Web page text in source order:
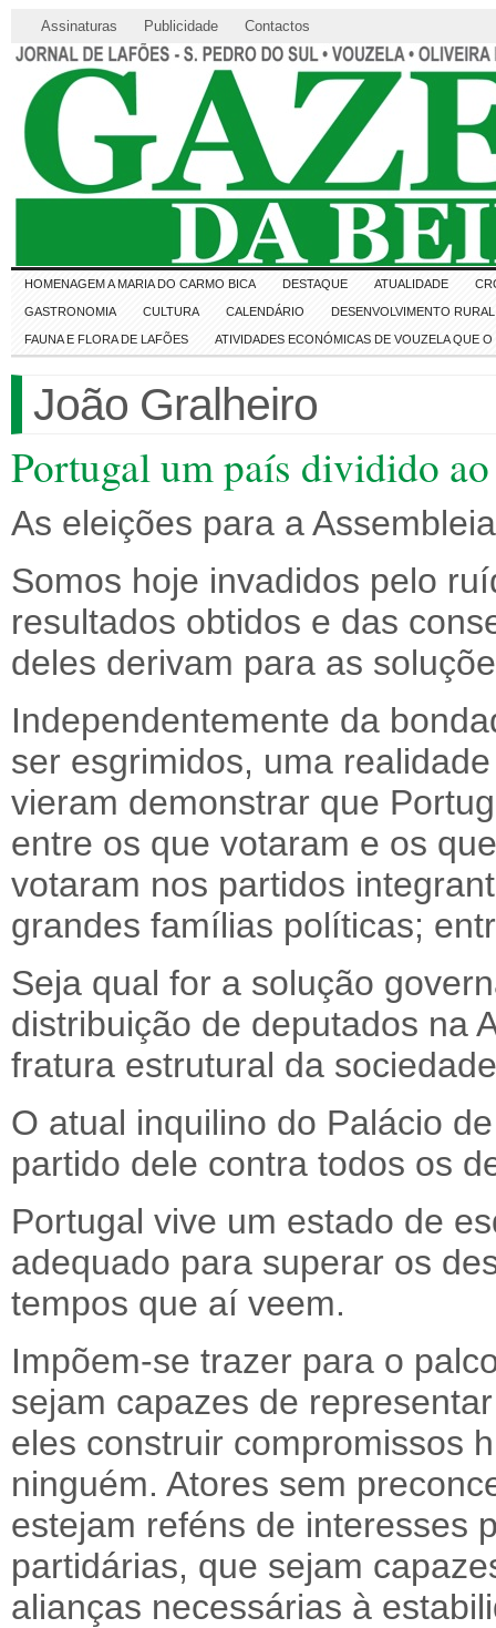
Assinaturas Publicidade Contactos
HOMENAGEM A MARIA DO CARMO BICA DESTAQUE ATUALIDADE
GASTRONOMIA CULTURA CALENDÁRIO DESENVOLVIMENTO RURAL
FAUNA E FLORA DE LAFÕES ATIVIDADES ECONÓMICAS DE VOUZELA QUE
João Gralheiro
Portugal um país dividido
As eleições para a
Somos hoje invadidos pelo
resultados obtidos e das
deles derivam para as
Independentemente da
ser esgrimidos, uma
vieram demonstrar que
entre os que votaram e os
votaram nos partidos
grandes famílias políticas;
Seja qual for a solução
distribuição de deputados na
fratura estrutural da
O atual inquilino do Palácio
partido dele contra todos os
Portugal vive um estado de
adequado para superar os
tempos que aí veem.
Impõem-se trazer para o
sejam capazes de
eles construir compromissos
ninguém. Atores sem
estejam reféns de interesses
partidárias, que sejam
alianças necessárias à